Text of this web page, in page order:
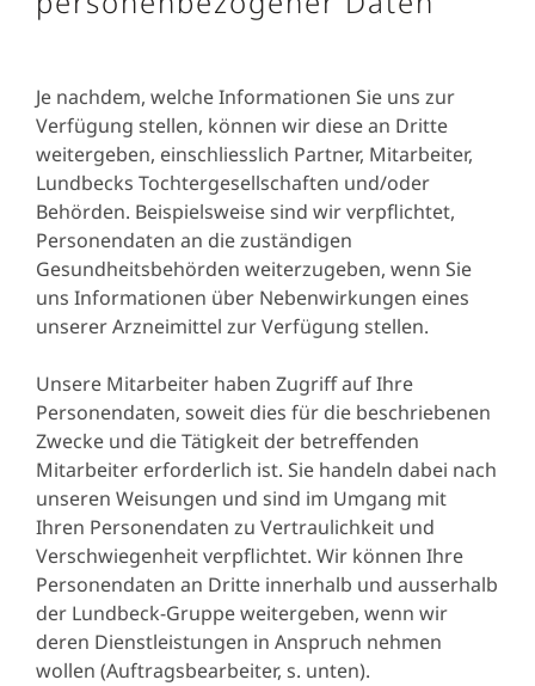
Je nachdem, welche Informationen Sie uns zur
Verfügung stellen, können wir diese an Dritte
weitergeben, einschliesslich Partner, Mitarbeiter,
Lundbecks Tochtergesellschaften und/oder
Behörden. Beispielsweise sind wir verpflichtet,
Personendaten an die zuständigen
Gesundheitsbehörden weiterzugeben, wenn Sie
uns Informationen über Nebenwirkungen eines
unserer Arzneimittel zur Verfügung stellen.
Unsere Mitarbeiter haben Zugriff auf Ihre
Personendaten, soweit dies für die beschriebenen
Zwecke und die Tätigkeit der betreffenden
Mitarbeiter erforderlich ist. Sie handeln dabei nach
unseren Weisungen und sind im Umgang mit
Ihren Personendaten zu Vertraulichkeit und
Verschwiegenheit verpflichtet. Wir können Ihre
Personendaten an Dritte innerhalb und ausserhalb
der Lundbeck-Gruppe weitergeben, wenn wir
deren Dienstleistungen in Anspruch nehmen
wollen (Auftragsbearbeiter, s. unten).